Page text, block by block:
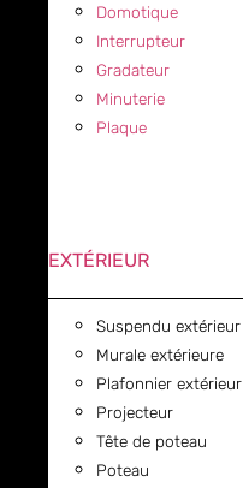
Domotique
Interrupteur
Gradateur
Minuterie
Plaque
EXTÉRIEUR
Suspendu extérieur
Murale extérieure
Plafonnier extérieur
Projecteur
Tête de poteau
Poteau